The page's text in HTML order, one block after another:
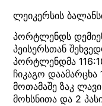
ლეიკერსის
პორტლენდს
პეისერსთან
პორტლენდმა
ჩიკაგო დაამარცხა
მოთამაშე ზაკ
მოხსნითა და 2